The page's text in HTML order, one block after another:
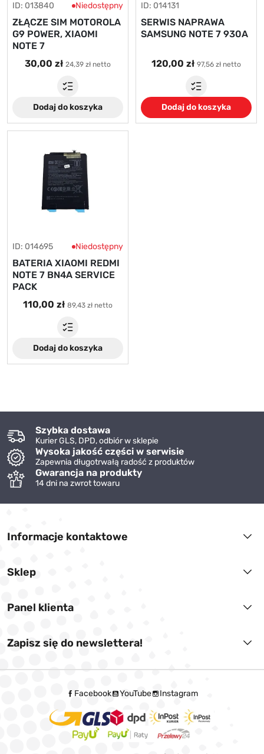
ID: 013840 Niedostępny
ZŁĄCZE SIM MOTOROLA
G9 POWER, XIAOMI
NOTE 7
30,00 zł 24,39 zł netto
Dodaj do koszyka
ID: 014131
SERWIS NAPRAWA
SAMSUNG NOTE 7 930A
120,00 zł 97,56 zł netto
Dodaj do koszyka
ID: 014695 Niedostępny
BATERIA XIAOMI REDMI
NOTE 7 BN4A SERVICE
PACK
110,00 zł 89,43 zł netto
Dodaj do koszyka
Szybka dostawa
Kurier GLS, DPD, odbiór w sklepie
Wysoka jakość części w serwisie
Zapewnia długotrwałą radość z produktów
Gwarancja na produkty
14 dni na zwrot towaru
Informacje kontaktowe
Sklep
Panel klienta
Zapisz się do newslettera!
Facebook YouTube Instagram